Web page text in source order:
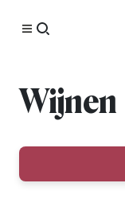
Wijnen